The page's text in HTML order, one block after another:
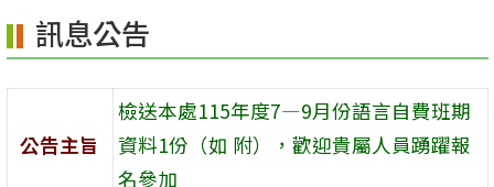
區
訊息公告
公告主旨
檢送本處115年度7—9月份語言自費班期
資料1份（如 附），歡迎貴屬人員踴躍報
名參加